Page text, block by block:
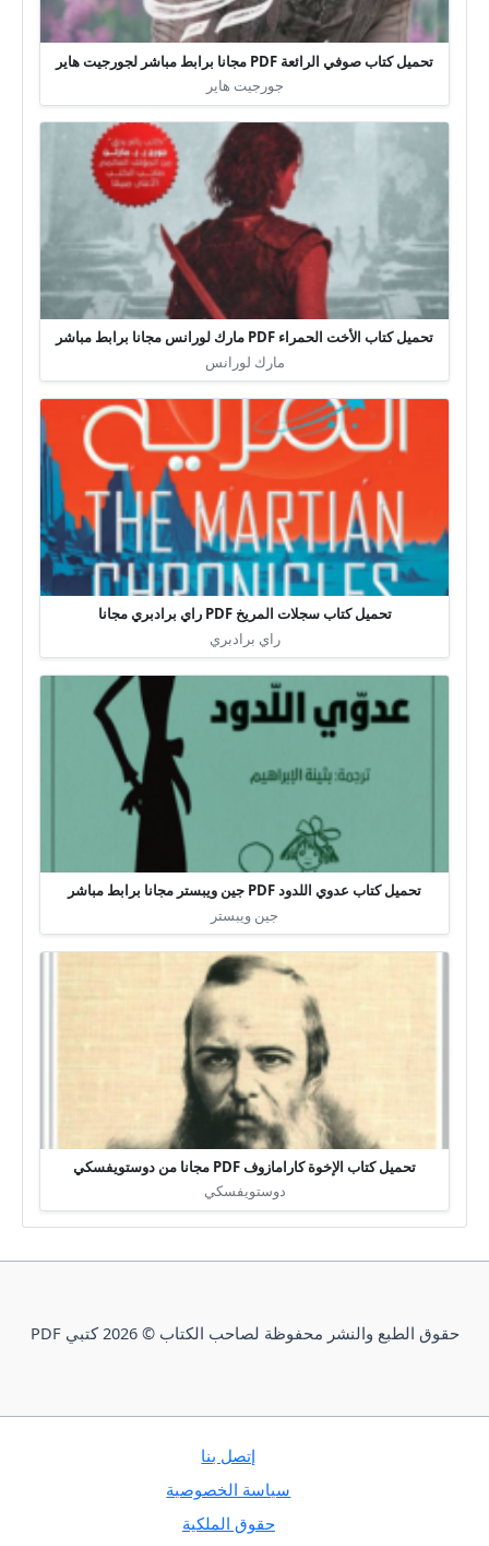
تحميل كتاب صوفي الرائعة PDF مجانا برابط مباشر لجورجيت هاير
جورجيت هاير
تحميل كتاب الأخت الحمراء PDF مارك لورانس مجانا برابط مباشر
مارك لورانس
تحميل كتاب سجلات المريخ PDF راي برادبري مجانا
راي برادبري
تحميل كتاب عدوي اللدود PDF جين ويبستر مجانا برابط مباشر
جين ويبستر
تحميل كتاب الإخوة كارامازوف PDF مجانا من دوستويفسكي
دوستويفسكي
حقوق الطبع والنشر محفوظة لصاحب الكتاب © 2026 كتبي PDF
إتصل بنا
سياسة الخصوصية
حقوق الملكية